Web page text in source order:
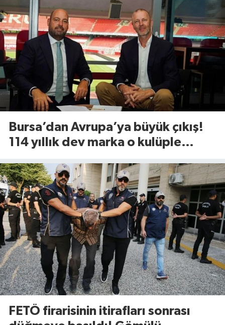
Bursa’dan Avrupa’ya büyük çıkış!
114 yıllık dev marka o kulüple
FETÖ firarisinin itirafları sonrası